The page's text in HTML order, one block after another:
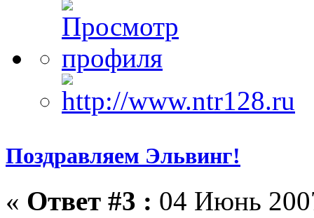
Поздравляем Эльвинг!
« Ответ #3 : 04 Июнь